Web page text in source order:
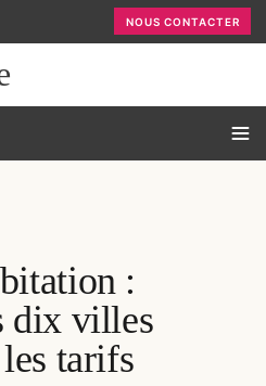
NOUS CONTACTER
:
dix villes
tarifs